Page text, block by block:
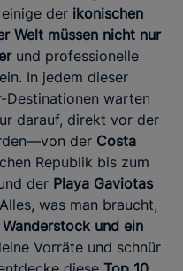
der ikonischen
Welt müssen nicht nur
und professionelle
In jedem dieser
Destinationen warten
darauf, direkt vor der
der Costa
Republik bis zum
der Playa Gaviotas
was man braucht,
und ein
Vorräte und schnür